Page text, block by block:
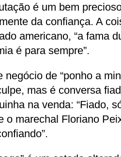
é um bem
da confiança. A
americano, “a fama
é para sempre”.
negócio de “ponho a
mas é conversa
na venda: “Fiado,
o marechal Floriano